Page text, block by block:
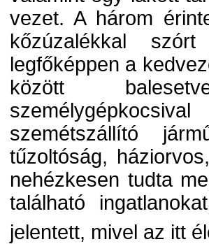
vezet. A három
kőzúzalékkal
legfőképpen a
között
szemétszállító
tűzoltóság,
nehézkesen tudta
található
jelentett, mivel az itt